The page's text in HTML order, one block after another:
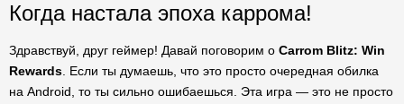
Когда настала эпоха каррома!
Здравствуй, друг геймер! Давай поговорим о Carrom Blitz: Win
Rewards . Если ты думаешь, что это просто очередная обилка
на Android, то ты сильно ошибаешься. Эта игра — это не просто